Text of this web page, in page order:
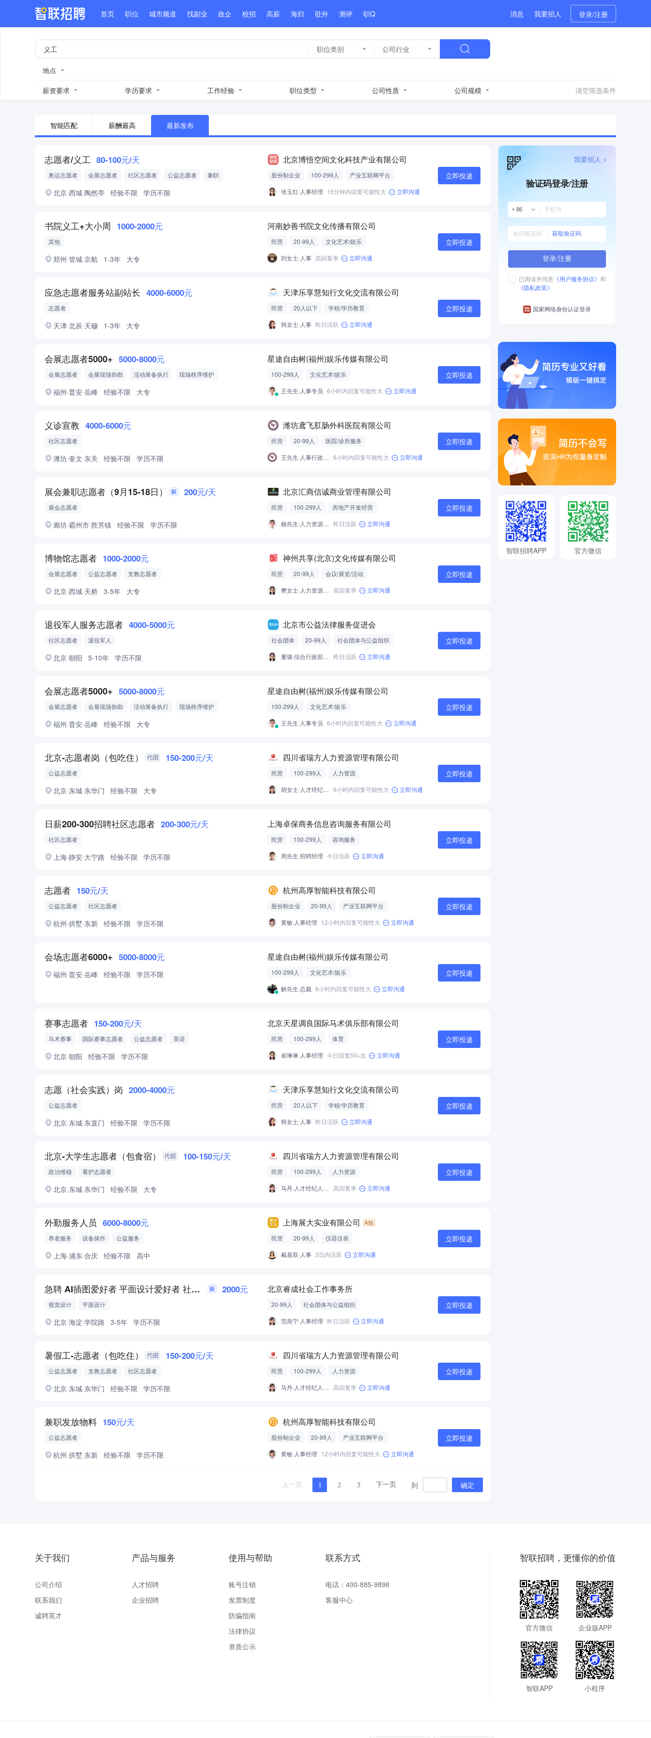
首页 职位 城市频道 找副业 政企 校招 高薪 海归 驻外 测评 职Q 消息 我要招人 登录/注册
职位类别 公司行业
地点
薪资要求 学历要求 工作经验 职位类型 公司性质 公司规模 清空筛选条件
智能匹配 薪酬最高 最新发布
志愿者/义工 80-100元/天
奥运志愿者 会展志愿者 社区志愿者 公益志愿者 兼职
北京·西城·陶然亭 经验不限 学历不限
北京博悟空间文化科技产业有限公司
股份制企业 100-299人
产业互联网平台
张玉红·人事经理 15分钟内回复可能性大 立即沟通
立即投递
书院义工+大小周 1000-2000元
其他
郑州·管城·京航 1-3年 大专
河南妙善书院文化传播有限公司
民营 20-99人
文化艺术/娱乐
刘女士·人事 高回复率 立即沟通
立即投递
应急志愿者服务站副站长 4000-6000元
志愿者
天津·北辰·天穆 1-3年 大专
天津乐享慧知行文化交流有限公司
民营 20人以下
学校/学历教育
韩女士·人事 昨日活跃 立即沟通
立即投递
会展志愿者5000+ 5000-8000元
会展志愿者 会展现场协助 活动筹备执行 现场秩序维护
福州·晋安·岳峰 经验不限 大专
星途自由树(福州)娱乐传媒有限公司
100-299人
文化艺术/娱乐
王先生·人事专员 6小时内回复可能性大 立即沟通
立即投递
义诊宣教 4000-6000元
社区志愿者
潍坊·奎文·东关 经验不限 学历不限
潍坊鸢飞肛肠外科医院有限公司
民营 20-99人
医院/诊所服务
王先生·人事行政部主任 6小时内回复可能性大 立即沟通
立即投递
展会兼职志愿者（9月15-18日） 200元/天
展会志愿者
廊坊·霸州市·胜芳镇 经验不限 学历不限
北京汇商信诚商业管理有限公司
民营 100-299人
房地产开发经营
杨先生·人力资源经理 昨日活跃 立即沟通
立即投递
博物馆志愿者 1000-2000元
会展志愿者 公益志愿者 支教志愿者
北京·西城·天桥 3-5年 大专
神州共享(北京)文化传媒有限公司
民营 20-99人
会议/展览/活动
樊女士·人力资源经理 高回复率 立即沟通
立即投递
退役军人服务志愿者 4000-5000元
社区志愿者 退役军人
北京·朝阳 5-10年 学历不限
北京市公益法律服务促进会
社会团体 20-99人
社会团体与公益组织
董璐·综合行政部副部长 昨日活跃 立即沟通
立即投递
会展志愿者5000+ 5000-8000元
会展志愿者 会展现场协助 活动筹备执行 现场秩序维护
福州·晋安·岳峰 经验不限 大专
星途自由树(福州)娱乐传媒有限公司
100-299人
文化艺术/娱乐
王先生·人事专员 6小时内回复可能性大 立即沟通
立即投递
北京-志愿者岗（包吃住） 150-200元/天
公益志愿者
北京·东城·东华门 经验不限 大专
四川省瑞方人力资源管理有限公司
民营 100-299人
人力资源
胡女士·人才经纪人-经营性招聘服务 6小时内回复可能性大 立即沟通
立即投递
日薪200-300招聘社区志愿者 200-300元/天
社区志愿者
上海·静安·大宁路 经验不限 学历不限
上海卓保商务信息咨询服务有限公司
民营 100-299人
咨询服务
周先生·招聘经理 今日活跃 立即沟通
立即投递
志愿者 150元/天
公益志愿者 社区志愿者
杭州·拱墅·东新 经验不限 学历不限
杭州高厚智能科技有限公司
股份制企业 20-99人
产业互联网平台
黄敏·人事经理 12小时内回复可能性大 立即沟通
立即投递
会场志愿者6000+ 5000-8000元
福州·晋安·岳峰 经验不限 学历不限
星途自由树(福州)娱乐传媒有限公司
100-299人
文化艺术/娱乐
解先生·总裁 6小时内回复可能性大 立即沟通
立即投递
赛事志愿者 150-200元/天
马术赛事 国际赛事志愿者 公益志愿者 英语
北京·朝阳 经验不限 学历不限
北京天星调良国际马术俱乐部有限公司
民营 100-299人
体育
崔琳琳·人事经理 今日回复50+次 立即沟通
立即投递
志愿（社会实践）岗 2000-4000元
公益志愿者
北京·东城·东直门 经验不限 学历不限
天津乐享慧知行文化交流有限公司
民营 20人以下
学校/学历教育
韩女士·人事 昨日活跃 立即沟通
立即投递
北京-大学生志愿者（包食宿） 100-150元/天
政治维稳 看护志愿者
北京·东城·东华门 经验不限 大专
四川省瑞方人力资源管理有限公司
民营 100-299人
人力资源
马丹·人才经纪人-经营性招聘服务 高回复率 立即沟通
立即投递
外勤服务人员 6000-8000元
养老服务 设备操作 公益服务
上海·浦东·合庆 经验不限 高中
上海展大实业有限公司 A轮
民营
20-99人
仪器仪表
戴基双·人事 3日内活跃 立即沟通
立即投递
急聘 AI插图爱好者 平面设计爱好者 社会志愿者 2-3人 制作工作手册插图 2000元
视觉设计 平面设计
北京·海淀·学院路 3-5年 学历不限
北京睿成社会工作事务所
20-99人
社会团体与公益组织
范燕宁·人事经理 昨日活跃 立即沟通
立即投递
暑假工-志愿者（包吃住） 150-200元/天
公益志愿者 支教志愿者 社区志愿者
北京·东城·东华门 经验不限 学历不限
四川省瑞方人力资源管理有限公司
民营 100-299人
人力资源
马丹·人才经纪人-经营性招聘服务 高回复率 立即沟通
立即投递
兼职发放物料 150元/天
公益志愿者
杭州·拱墅·东新 经验不限 学历不限
杭州高厚智能科技有限公司
股份制企业 20-99人
产业互联网平台
黄敏·人事经理 12小时内回复可能性大 立即沟通
立即投递
上一页 1 2 3 下一页 到 确定
验证码登录/注册
+ 86
获取验证码
登录/注册
已阅读并同意 《用户服务协议》 和
《隐私政策》
国家网络身份认证登录
我要招人 >
智联招聘APP 官方微信
关于我们
公司介绍
联系我们
诚聘英才
产品与服务
人才招聘
企业招聘
使用与帮助
账号注销
发票制度
防骗指南
法律协议
资质公示
联系方式
电话：400-885-9898
客服中心
智联招聘，更懂你的价值
官方微信 企业版APP
智联APP 小程序